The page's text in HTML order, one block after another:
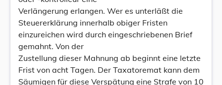
Verlängerung erlangen. Wer es unterläßt die
Steuererklärung innerhalb obiger Fristen
einzureichen wird durch eingeschriebenen Brief
gemahnt. Von der
Zustellung dieser Mahnung ab beginnt eine letzte
Frist von acht Tagen. Der Taxatoremat kann dem
Säumigen für diese Verspätung eine Strafe von 10